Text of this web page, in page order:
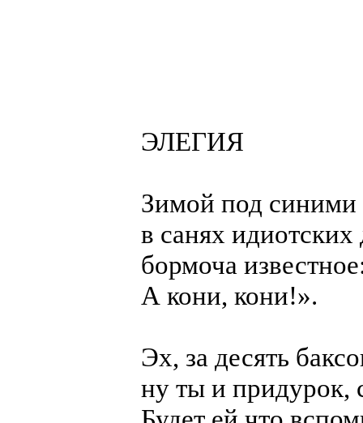
ЭЛЕГИЯ
Зимой под синими
в санях
бормоча
А кони, кони!».
Эх, за десять
ну ты и придурок,